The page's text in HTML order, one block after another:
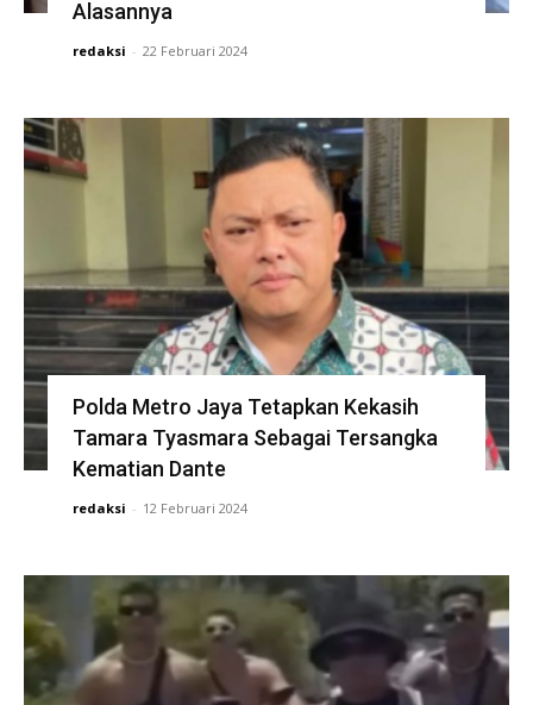
Alasannya
redaksi - 22 Februari 2024
Polda Metro Jaya Tetapkan Kekasih
Tamara Tyasmara Sebagai Tersangka
Kematian Dante
redaksi - 12 Februari 2024